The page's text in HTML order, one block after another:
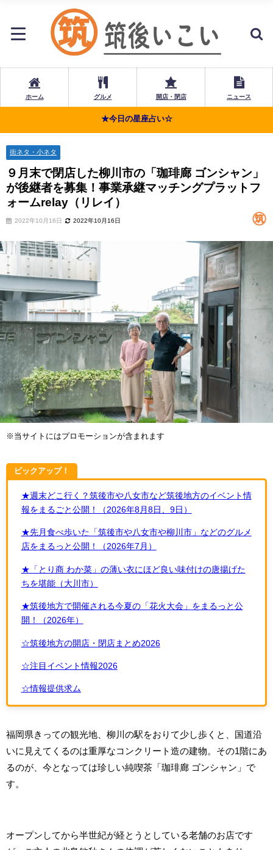
ホーム グルメ 開店・閉店 ニュース
★今日の星座占い☆
街ネタ・小ネタ
９月末で閉店した柳川市の「珈琲廊 ゴンシャン」
が後継者を募集！事業承継マッチングプラットフ
ォームrelay（リレイ）
2022年10月16日 2022年10月16日
※当サイトにはプロモーションが含まれます
ピックアップ！
★週末どこ行く？筑後市や八女市など筑後地方のイベント情
報をまるごと公開！（2026年8月8日、9日）
★先月食べ歩いた「筑後市や八女市や柳川市」などのグルメ
店をまるっと公開！（2026年7月）
★「とり商 わか菜」の薄い衣にほど良い味付けの唐揚げた
ちを堪能（大川市）
★筑後地方で開催される今夏の「花火大会」をまるっと公
開！（2026年）
☆筑後地方の開店・閉店まとめ2026
☆注目イベント情報2026
☆情報提供求ム
福岡県きっての観光地、柳川の駅をおりて少し歩くと、国道沿
いに見えてくるのは重厚なコンクリート造の建物。その1階にあ
るのが、今となっては珍しい純喫茶「珈琲廊 ゴンシャン」で
す。
オープンしてから半世紀が経とうとしている老舗のお店です